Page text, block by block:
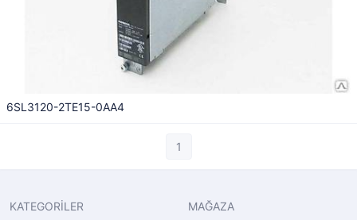
6SL3120-2TE15-0AA4
1
KATEGORİLER MAĞAZA